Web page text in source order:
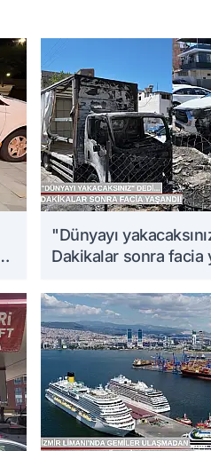
"Dünyayı
Dakikalar sonra facia